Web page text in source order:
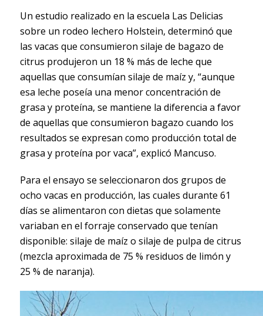
Un estudio realizado en la escuela Las Delicias
sobre un rodeo lechero Holstein, determinó que
las vacas que consumieron silaje de bagazo de
citrus produjeron un 18 % más de leche que
aquellas que consumían silaje de maíz y, “aunque
esa leche poseía una menor concentración de
grasa y proteína, se mantiene la diferencia a favor
de aquellas que consumieron bagazo cuando los
resultados se expresan como producción total de
grasa y proteína por vaca”, explicó Mancuso.
Para el ensayo se seleccionaron dos grupos de
ocho vacas en producción, las cuales durante 61
días se alimentaron con dietas que solamente
variaban en el forraje conservado que tenían
disponible: silaje de maíz o silaje de pulpa de citrus
(mezcla aproximada de 75 % residuos de limón y
25 % de naranja).